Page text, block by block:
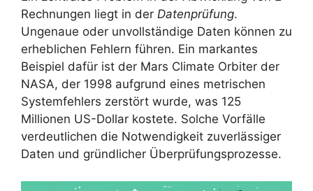
Rechnungen liegt in der Datenprüfung.
Ungenaue oder unvollständige Daten können zu
erheblichen Fehlern führen. Ein markantes
Beispiel dafür ist der Mars Climate Orbiter der
NASA, der 1998 aufgrund eines metrischen
Systemfehlers zerstört wurde, was 125
Millionen US-Dollar kostete. Solche Vorfälle
verdeutlichen die Notwendigkeit zuverlässiger
Daten und gründlicher Überprüfungsprozesse.